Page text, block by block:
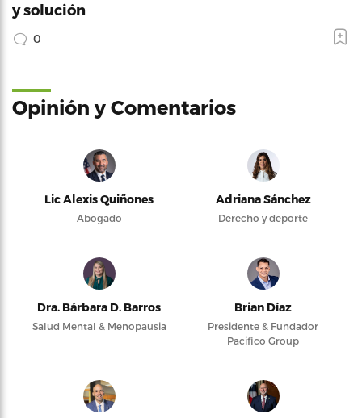
y solución
0
Opinión y Comentarios
Lic Alexis Quiñones
Abogado
Adriana Sánchez
Derecho y deporte
Dra. Bárbara D. Barros
Salud Mental & Menopausia
Brian Díaz
Presidente & Fundador
Pacifico Group